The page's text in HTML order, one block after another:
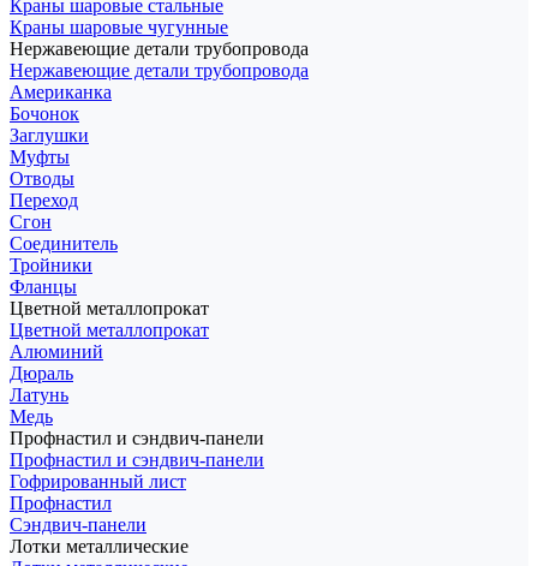
Краны шаровые стальные
Краны шаровые чугунные
Нержавеющие детали трубопровода
Нержавеющие детали трубопровода
Американка
Бочонок
Заглушки
Муфты
Отводы
Переход
Сгон
Соединитель
Тройники
Фланцы
Цветной металлопрокат
Цветной металлопрокат
Алюминий
Дюраль
Латунь
Медь
Профнастил и сэндвич-панели
Профнастил и сэндвич-панели
Гофрированный лист
Профнастил
Сэндвич-панели
Лотки металлические